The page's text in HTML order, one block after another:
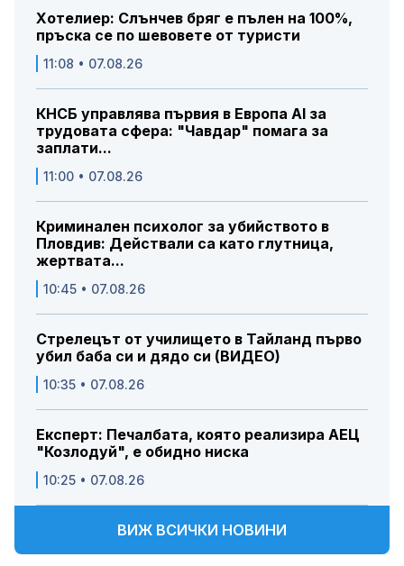
Хотелиер: Слънчев бряг е пълен на 100%,
пръска се по шевовете от туристи
11:08 • 07.08.26
КНСБ управлява първия в Европа AI за
трудовата сфера: "Чавдар" помага за
заплати...
11:00 • 07.08.26
Криминален психолог за убийството в
Пловдив: Действали са като глутница,
жертвата...
10:45 • 07.08.26
Стрелецът от училището в Тайланд първо
убил баба си и дядо си (ВИДЕО)
10:35 • 07.08.26
Експерт: Печалбата, която реализира АЕЦ
"Козлодуй", е обидно ниска
10:25 • 07.08.26
ВИЖ ВСИЧКИ НОВИНИ